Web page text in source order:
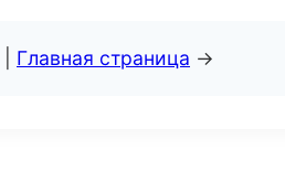
Главная страница →